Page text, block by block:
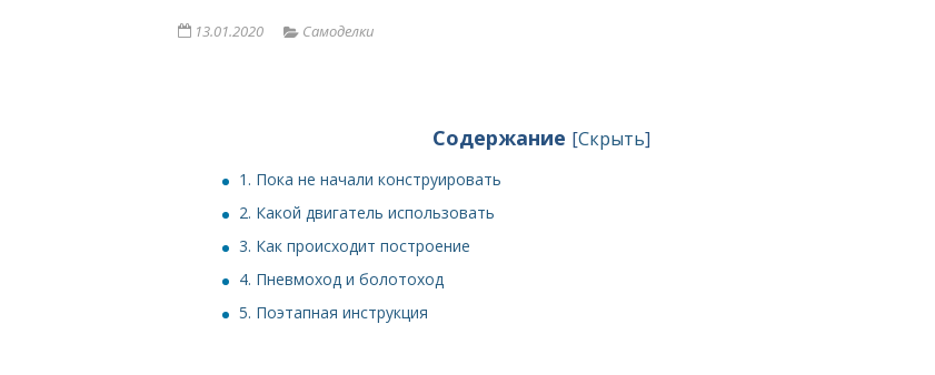
13.01.2020 Самоделки
Содержание [Скрыть]
1. Пока не начали конструировать
2. Какой двигатель использовать
3. Как происходит построение
4. Пневмоход и болотоход
5. Поэтапная инструкция